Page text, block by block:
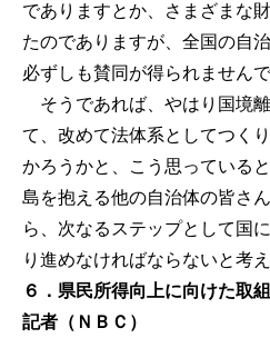
でありますとか、さまざまな
たのでありますが、全国の自
必ずしも賛同が得られませんで
そうであれば、やはり国境
て、改めて法体系としてつく
かろうかと、こう思っている
島を抱える他の自治体の皆さ
ら、次なるステップとして国
り進めなければならないと考
６．県民所得向上に向けた取
記者（ＮＢＣ）